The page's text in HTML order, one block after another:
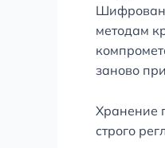
методам
заново
Хранение
строго